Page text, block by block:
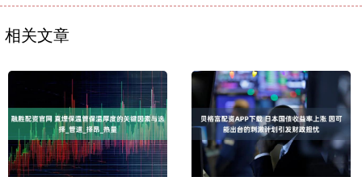
相关文章